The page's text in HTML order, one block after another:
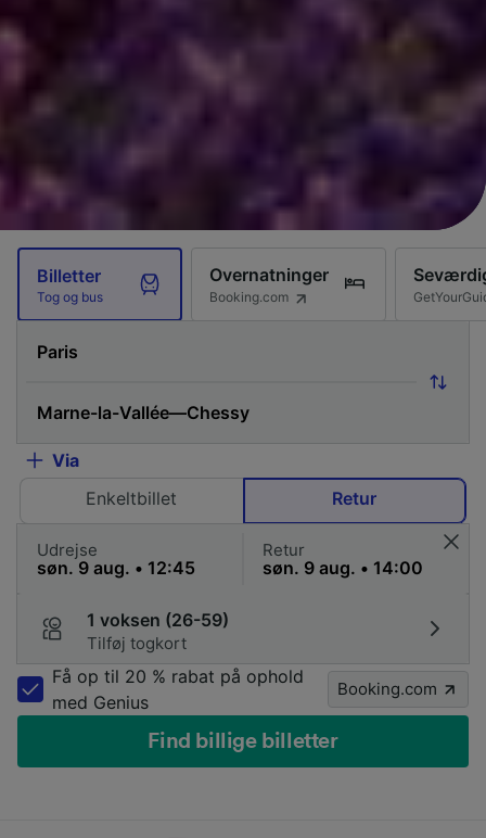
Billetter
Tog og bus
Overnatninger
Booking.com
Via
Enkeltbillet
Retur
Udrejse Retur
1 voksen (26-59)
Tilføj togkort
Få op til 20 % rabat på ophold
med Genius
Booking.com
Find billige billetter